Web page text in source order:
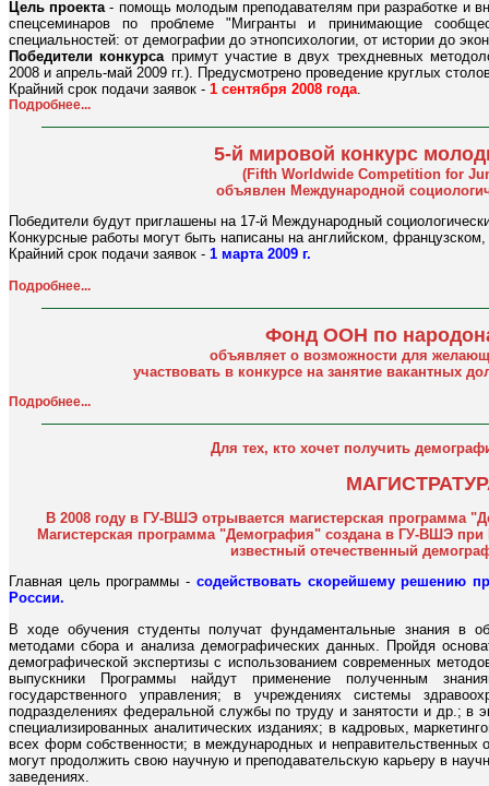
Цель проекта - помощь молодым преподавателям при разработке и
спецсеминаров по проблеме "Мигранты и принимающие
специальностей: от демографии до этнопсихологии, от истории до
Победители конкурса примут участие в двух трехдневных
2008 и апрель-май 2009 гг.). Предусмотрено проведение круглых
Крайний срок подачи заявок - 1 сентября 2008 года
Подробнее...
5-й мировой конкурс
(Fifth Worldwide Competition for
объявлен Международной
Победители будут приглашены на 17-й Международный
Конкурсные работы могут быть написаны на английском,
Крайний срок подачи заявок - 1 марта 2009 г.
Подробнее...
Фонд ООН по
объявляет о возможности для
участвовать в конкурсе на занятие вакантных
Подробнее...
Для тех, кто хочет получить
В 2008 году в ГУ-ВШЭ отрывается магистерская программа
Магистерская программа "Демография" создана в ГУ-ВШЭ при
известный отечественный
Главная цель программы - содействовать скорейшему решению
России.
В ходе обучения студенты получат фундаментальные знания в
методами сбора и анализа демографических данных. Пройдя
демографической экспертизы с использованием современных
выпускники Программы найдут применение полученным
государственного управления; в учреждениях системы
подразделениях федеральной службы по труду и занятости и др.; в
специализированных аналитических изданиях; в кадровых,
всех форм собственности; в международных и
могут продолжить свою научную и преподавательскую карьеру в
заведениях.